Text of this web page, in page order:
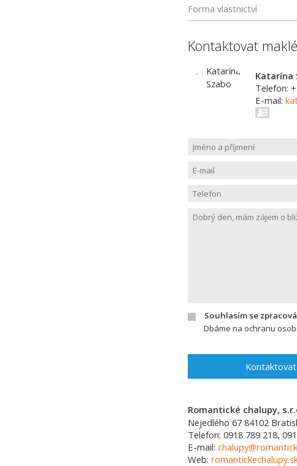
Forma vlastnictví
Kontaktovat
Katarína
Telefon:
E-mail:
Souhlasím se
Dbáme na ochranu
Kontaktovat
Romantické chalupy,
Nejedlého 67 84102
Telefon: 0918 789 218,
E-mail:
Web: